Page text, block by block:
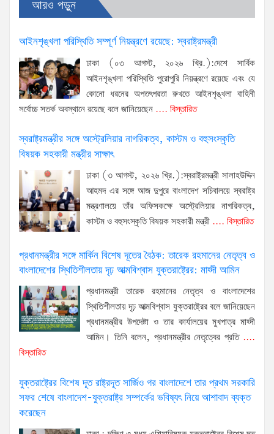
আরও পড়ুন
আইনশৃঙ্খলা পরিস্থিতি সম্পূর্ণ নিয়ন্ত্রণে রয়েছে: স্বরাষ্ট্রমন্ত্রী
ঢাকা (০৩ আগস্ট, ২০২৬ খ্রি.):দেশে সার্বিক
আইনশৃঙ্খলা পরিস্থিতি পুরোপুরি নিয়ন্ত্রণে রয়েছে এবং যে
কোনো ধরনের অপতৎপরতা রুখতে আইনশৃঙ্খলা বাহিনী
সর্বোচ্চ সতর্ক অবস্থানে রয়েছে বলে জানিয়েছেন .... বিস্তারিত
স্বরাষ্ট্রমন্ত্রীর সঙ্গে অস্ট্রেলিয়ার নাগরিকত্ব, কাস্টম ও বহুসংস্কৃতি
বিষয়ক সহকারী মন্ত্রীর সাক্ষাৎ
ঢাকা (৩ আগস্ট, ২০২৬ খ্রি.):স্বরাষ্ট্রমন্ত্রী সালাহউদ্দিন
আহমদ এর সঙ্গে আজ দুপুরে বাংলাদেশ সচিবালয়ে স্বরাষ্ট্র
মন্ত্রণালয়ে তাঁর অফিসকক্ষে অস্ট্রেলিয়ার নাগরিকত্ব,
কাস্টম ও বহুসংস্কৃতি বিষয়ক সহকারী মন্ত্রী .... বিস্তারিত
প্রধানমন্ত্রীর সঙ্গে মার্কিন বিশেষ দূতের বৈঠক: তারেক রহমানের নেতৃত্ব ও
বাংলাদেশের স্থিতিশীলতায় দৃঢ় আত্মবিশ্বাস যুক্তরাষ্ট্রের: মাহ্দী আমিন
প্রধানমন্ত্রী তারেক রহমানের নেতৃত্ব ও বাংলাদেশের
স্থিতিশীলতায় দৃঢ় আত্মবিশ্বাস যুক্তরাষ্ট্রের বলে জানিয়েছেন
প্রধানমন্ত্রীর উপদেষ্টা ও তার কার্যালয়ের মুখপাত্র মাহ্দী
আমিন। তিনি বলেন, প্রধানমন্ত্রীর নেতৃত্বের প্রতি....
বিস্তারিত
যুক্তরাষ্ট্রের বিশেষ দূত রাষ্ট্রদূত সার্জিও গর বাংলাদেশে তার প্রথম সরকারি
সফর শেষে বাংলাদেশ-যুক্তরাষ্ট্র সম্পর্কের ভবিষ্যৎ নিয়ে আশাবাদ ব্যক্ত
করেছেন